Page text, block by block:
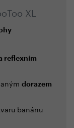
XL
reflexním
dorazem
banánu